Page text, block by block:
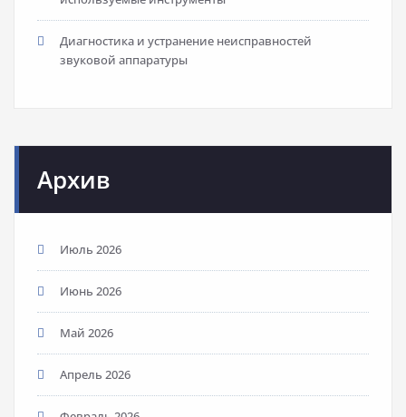
Диагностика и устранение неисправностей
звуковой аппаратуры
Архив
Июль 2026
Июнь 2026
Май 2026
Апрель 2026